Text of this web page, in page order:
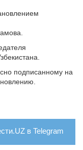
подписанному на
в Telegram